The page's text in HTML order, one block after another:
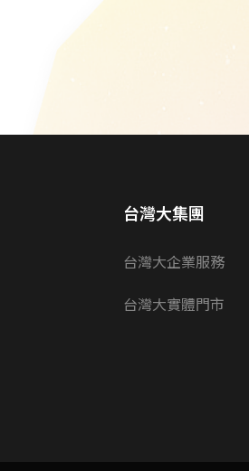
台灣大集團
台灣大企業服務
台灣大實體門市